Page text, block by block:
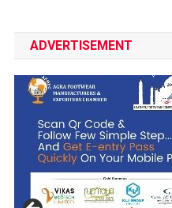
ADVERTISEMENT